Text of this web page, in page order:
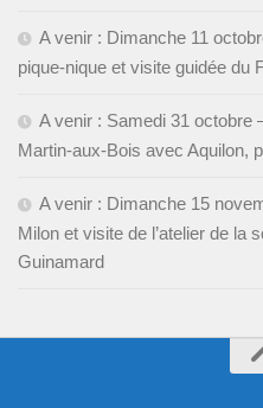
A venir : Dimanche 11
pique-nique et visite guidée du
A venir : Samedi 31 octobre
Martin-aux-Bois avec Aquilon,
A venir : Dimanche 15
Milon et visite de l’atelier de la
Guinamard